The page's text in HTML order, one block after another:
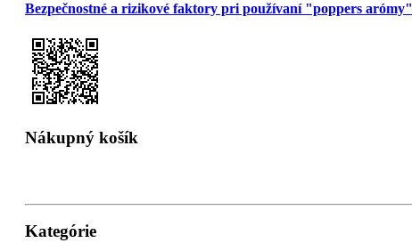
Bezpečnostné a rizikové faktory pri používaní "poppers arómy"
Nákupný košík
Kategórie